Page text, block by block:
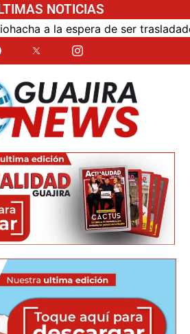
NOTICIAS
trasladado Bloqueo de vía